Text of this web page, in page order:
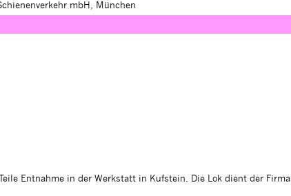
mbH, München
Entnahme in der Werkstatt in Kufstein. Die Lok dient der Firma